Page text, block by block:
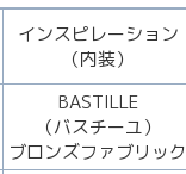
インスピレーション
（内装）
BASTILLE
（バスチーユ）
ブロンズファブリック